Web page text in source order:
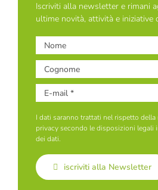
Iscriviti alla newsletter e rimani
ultime novità, attività e iniziative
I dati saranno trattati nel rispetto
privacy secondo le disposizioni legali
dei dati.
iscriviti alla Newsletter